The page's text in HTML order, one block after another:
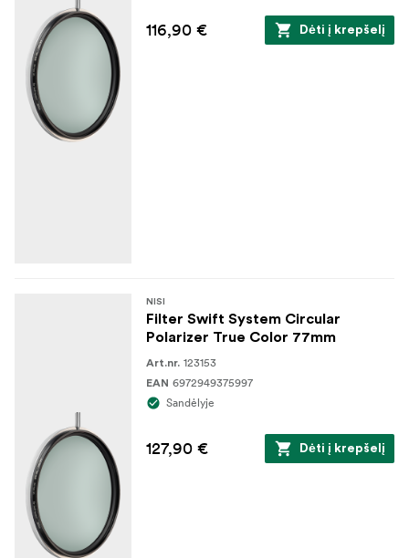
116,90 € Dėti į krepšelį
NISI
Filter Swift System Circular
Polarizer True Color 77mm
Art.nr. 123153
EAN 6972949375997
Sandėlyje
127,90 € Dėti į krepšelį